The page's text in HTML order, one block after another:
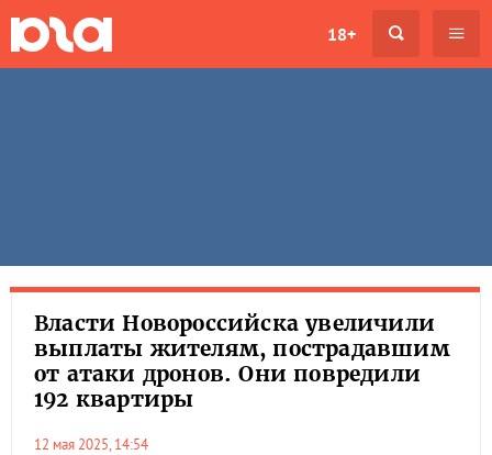
18+
Власти Новороссийска увеличили
выплаты жителям, пострадавшим
от атаки дронов. Они повредили
192 квартиры
12 мая 2025, 14:54